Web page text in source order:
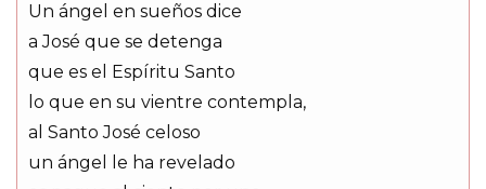
Un ángel en sueños dice
a José que se detenga
que es el Espíritu Santo
lo que en su vientre contempla,
al Santo José celoso
un ángel le ha revelado